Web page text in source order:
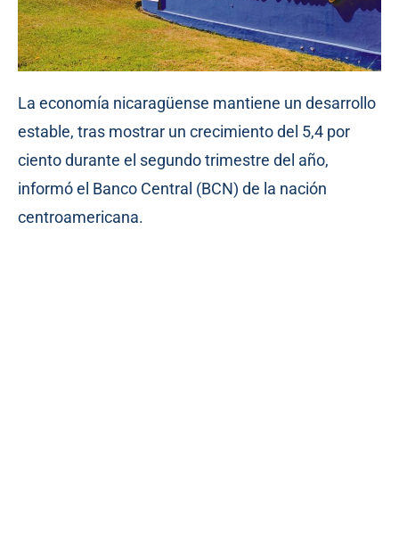
La economía nicaragüense mantiene un desarrollo
estable, tras mostrar un crecimiento del 5,4 por
ciento durante el segundo trimestre del año,
informó el Banco Central (BCN) de la nación
centroamericana.